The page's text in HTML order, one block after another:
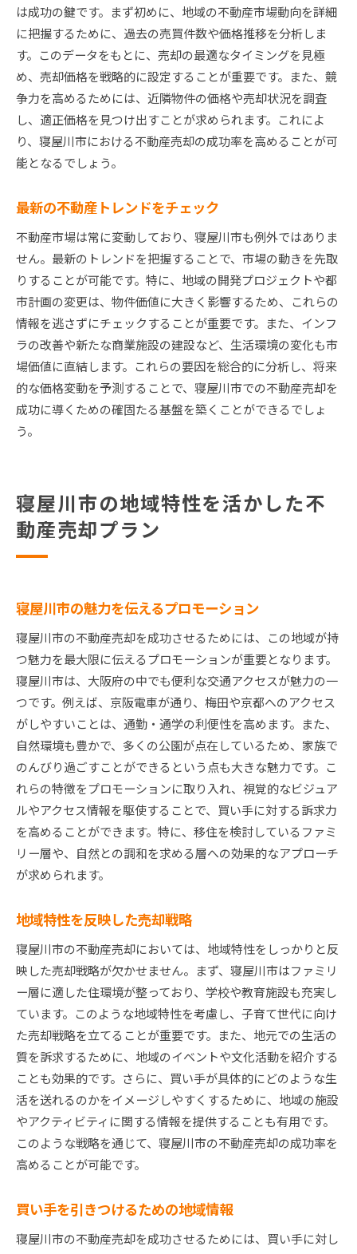
は成功の鍵です。まず初めに、地域の不動産市場動向を詳細
に把握するために、過去の売買件数や価格推移を分析しま
す。このデータをもとに、売却の最適なタイミングを見極
め、売却価格を戦略的に設定することが重要です。また、競
争力を高めるためには、近隣物件の価格や売却状況を調査
し、適正価格を見つけ出すことが求められます。これによ
り、寝屋川市における不動産売却の成功率を高めることが可
能となるでしょう。
最新の不動産トレンドをチェック
不動産市場は常に変動しており、寝屋川市も例外ではありま
せん。最新のトレンドを把握することで、市場の動きを先取
りすることが可能です。特に、地域の開発プロジェクトや都
市計画の変更は、物件価値に大きく影響するため、これらの
情報を逃さずにチェックすることが重要です。また、インフ
ラの改善や新たな商業施設の建設など、生活環境の変化も市
場価値に直結します。これらの要因を総合的に分析し、将来
的な価格変動を予測することで、寝屋川市での不動産売却を
成功に導くための確固たる基盤を築くことができるでしょ
う。
寝屋川市の地域特性を活かした不
動産売却プラン
寝屋川市の魅力を伝えるプロモーション
寝屋川市の不動産売却を成功させるためには、この地域が持
つ魅力を最大限に伝えるプロモーションが重要となります。
寝屋川市は、大阪府の中でも便利な交通アクセスが魅力の一
つです。例えば、京阪電車が通り、梅田や京都へのアクセス
がしやすいことは、通勤・通学の利便性を高めます。また、
自然環境も豊かで、多くの公園が点在しているため、家族で
のんびり過ごすことができるという点も大きな魅力です。こ
れらの特徴をプロモーションに取り入れ、視覚的なビジュア
ルやアクセス情報を駆使することで、買い手に対する訴求力
を高めることができます。特に、移住を検討しているファミ
リー層や、自然との調和を求める層への効果的なアプローチ
が求められます。
地域特性を反映した売却戦略
寝屋川市の不動産売却においては、地域特性をしっかりと反
映した売却戦略が欠かせません。まず、寝屋川市はファミリ
ー層に適した住環境が整っており、学校や教育施設も充実し
ています。このような地域特性を考慮し、子育て世代に向け
た売却戦略を立てることが重要です。また、地元での生活の
質を訴求するために、地域のイベントや文化活動を紹介する
ことも効果的です。さらに、買い手が具体的にどのような生
活を送れるのかをイメージしやすくするために、地域の施設
やアクティビティに関する情報を提供することも有用です。
このような戦略を通じて、寝屋川市の不動産売却の成功率を
高めることが可能です。
買い手を引きつけるための地域情報
寝屋川市の不動産売却を成功させるためには、買い手に対し